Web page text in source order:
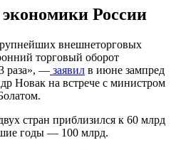
России
внешнеторговых
торговый оборот
раза», — заявил в июне зампред
Новак на встрече с министром
стран приблизился к 60 млрд
годы — 100 млрд.